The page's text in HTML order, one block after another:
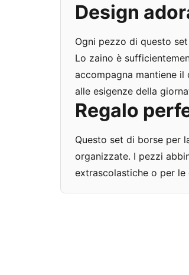
Design
Ogni pezzo di questo
Lo zaino è
accompagna mantiene
alle esigenze della
Regalo
Questo set di borse per
organizzate. I pezzi
extrascolastiche o per